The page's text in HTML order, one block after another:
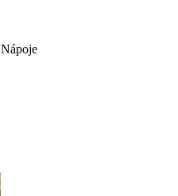
Nápoje